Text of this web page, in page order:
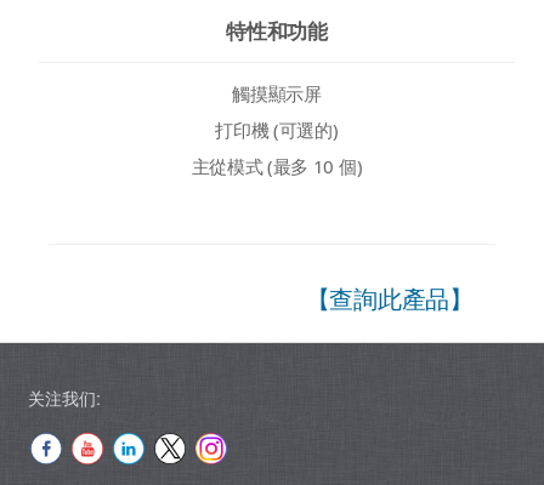
特性和功能
觸摸顯示屏
打印機 (可選的)
主從模式 (最多 10 個)
【查詢此產品】
关注我们: